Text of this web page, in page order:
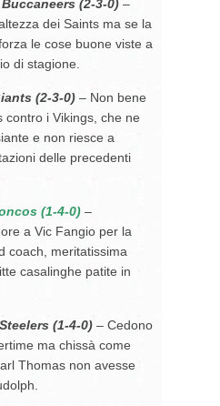
(2-3-0) –
dei Saints ma se la
le cose buone viste a
di stagione.
(2-3-0) – Non bene
contro i Vikings, che ne
e non riesce a
delle precedenti
(1-4-0) –
a Vic Fangio per la
coach, meritatissima
casalinghe patite in
(1-4-0) – Cedono
ma chissà come
Thomas non avesse